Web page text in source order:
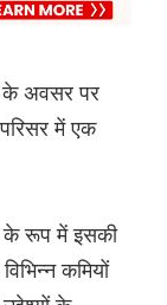
के अवसर पर
परिसर में एक
के रूप में इसकी
कमियों